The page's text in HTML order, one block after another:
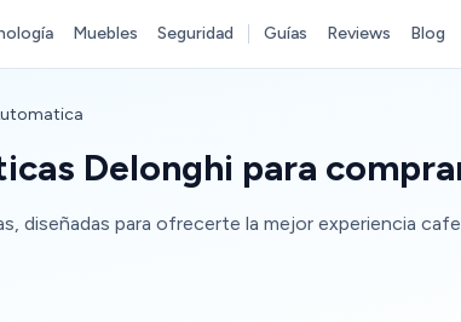
Muebles Seguridad Guías Reviews Blog
Delonghi para
diseñadas para ofrecerte la mejor experiencia